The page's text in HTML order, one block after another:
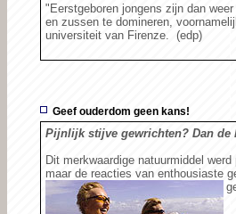
"Eerstgeboren jongens zijn dan
en zussen te domineren,
universiteit van Firenze. (edp)
Geef ouderdom geen kans!
Pijnlijk stijve gewrichten? Dan de
Dit merkwaardige natuurmiddel
maar de reacties van enthousiaste